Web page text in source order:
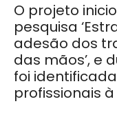
O projeto
pesquisa
adesão dos
das mãos’, e
foi
profissionais